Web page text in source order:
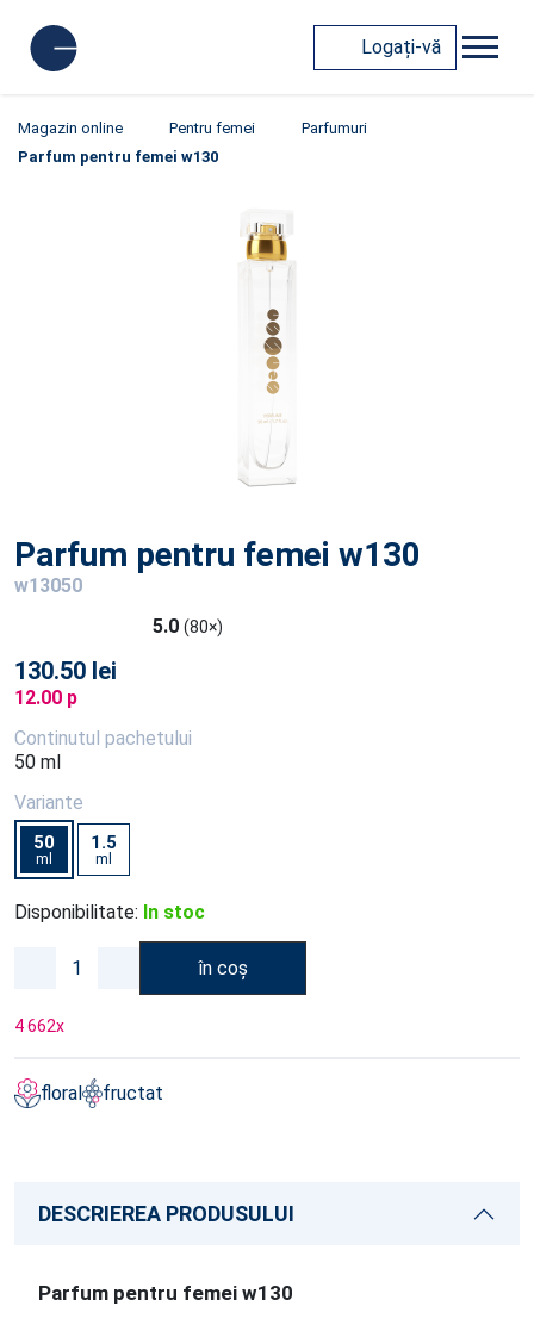
Logați-vă
Magazin online Pentru femei
Parfumuri
Parfum pentru femei w130
Parfum pentru femei w130
w13050
5.0 (80×)
130.50 lei
12.00 p
Continutul pachetului
50 ml
Variante
50
ml
1.5
ml
Disponibilitate: In stoc
în coș
4 662x
floral fructat
DESCRIEREA PRODUSULUI
Parfum pentru femei w130